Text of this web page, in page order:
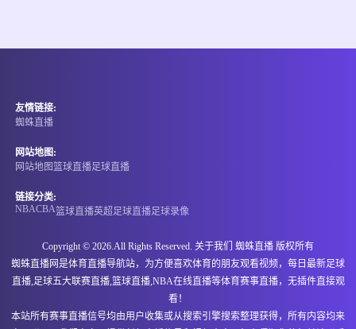
黑格曼利图恩B队
情报
08-08 00:00
友情链接:
蜘蛛直播
网站地图:
网站地图篮球直播足球直播
链接分类:
NBACBA篮球直播英超 足球直播足球录像
Copyright © 2026.All Rights Reserved. 关于我们 蜘蛛直播 版权所有
蜘蛛直播网是体育直播导航站，为方便喜欢体育的朋友观看视频，每日最新足球
直播,足球五大联赛直播,篮球直播,NBA在线直播等体育赛事直播，无插件直接观
看！
本站所有赛事直播信号均由用户收集或从搜索引擎搜索整理获得，所有内容均来